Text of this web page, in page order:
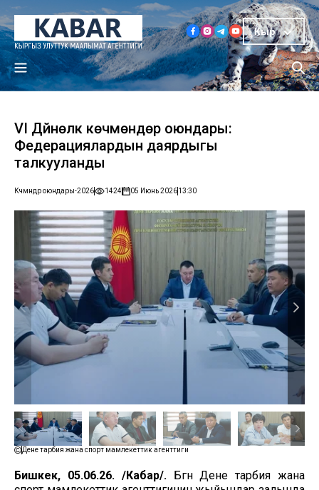
Кыр
VI Дүйнөлүк көчмөндөр оюндары:
Федерациялардын даярдыгы
талкууланды
Көчмөндөр оюндары-2026 1424 05 Июнь 202613:30
Дене тарбия жана спорт мамлекеттик агенттиги
Бишкек, 05.06.26. /Кабар/. Бүгүн Дене тарбия жана